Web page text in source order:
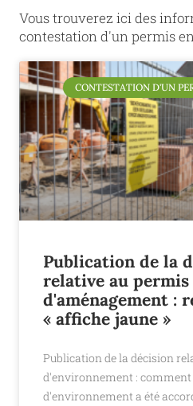
Vous trouverez ici des
contestation d'un permis
CONTESTATION D'UN
Publication de la
relative au permis
d'aménagement :
« affiche jaune »
Publication de la décision
d'environnement :
d'environnement a été